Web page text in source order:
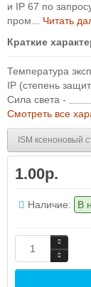
и IP 67 по
пром... Читать
Краткие
Температура
IP (степень
Сила света -
Смотреть все
ISM ксеноновый
1.00р.
Наличие: В